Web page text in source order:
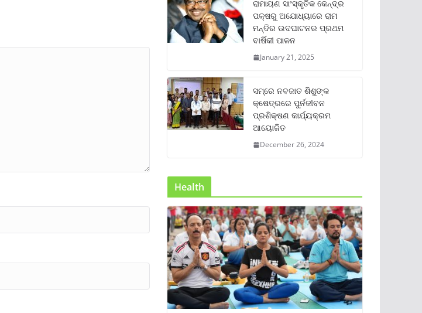
ରାମାୟଣ ସାଂସ୍କୃତିକ କେନ୍ଦ୍ର
ପକ୍ଷରୁ ଅଯୋଧ୍ୟାରେ ରାମ
ମନ୍ଦିର ଉଦଘାଟନର ପ୍ରଥମ
ବାର୍ଷିକୀ ପାଳନ
January 21, 2025
ସମ୍‌ରେ ନବଜାତ ଶିଶୁଙ୍କ
କ୍ଷେତ୍ରରେ ପୁର୍ନଜୀବନ
ପ୍ରଶିକ୍ଷଣ କାର୍ଯ୍ୟକ୍ରମ
ଆୟୋଜିତ
December 26, 2024
Health